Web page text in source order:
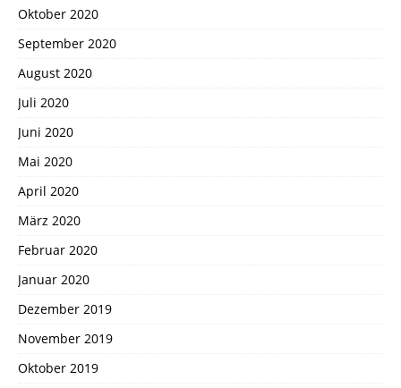
Oktober 2020
September 2020
August 2020
Juli 2020
Juni 2020
Mai 2020
April 2020
März 2020
Februar 2020
Januar 2020
Dezember 2019
November 2019
Oktober 2019